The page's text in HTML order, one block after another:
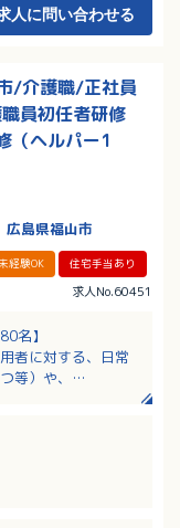
人に問い合わせる
/介護職/正社員
員初任者研修
（ヘルパー1
広島県福山市
未経験OK 住宅手当あり
求人No.60451
名】
者に対する、日常
等）や、